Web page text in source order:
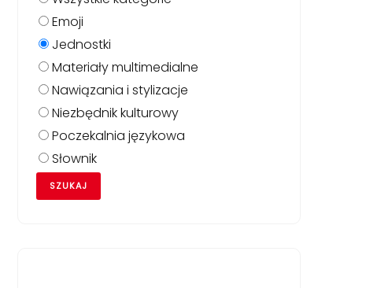
Emoji
Jednostki
Materiały multimedialne
Nawiązania i stylizacje
Niezbędnik kulturowy
Poczekalnia językowa
Słownik